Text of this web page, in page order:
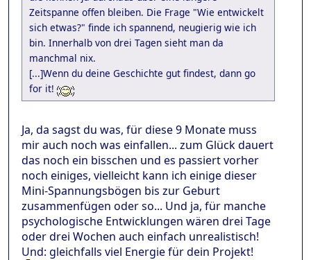
Zeitspanne offen bleiben. Die Frage "Wie entwickelt
sich etwas?" finde ich spannend, neugierig wie ich
bin. Innerhalb von drei Tagen sieht man da
manchmal nix.
[...]Wenn du deine Geschichte gut findest, dann go
for it!
Ja, da sagst du was, für diese 9 Monate muss
mir auch noch was einfallen... zum Glück dauert
das noch ein bisschen und es passiert vorher
noch einiges, vielleicht kann ich einige dieser
Mini-Spannungsbögen bis zur Geburt
zusammenfügen oder so... Und ja, für manche
psychologische Entwicklungen wären drei Tage
oder drei Wochen auch einfach unrealistisch!
Und: gleichfalls viel Energie für dein Projekt!